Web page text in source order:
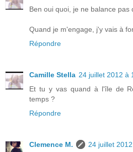
Ben oui quoi, je ne balance pas
Quand je m'engage, j'y vais à
Répondre
Camille Stella 24 juillet 2012 à
Et tu y vas quand à l'île de
temps ?
Répondre
Clemence M.
24 juillet